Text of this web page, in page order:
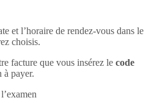
et l’horaire de rendez-vous dans le
choisis.
facture que vous insérez le code
à payer.